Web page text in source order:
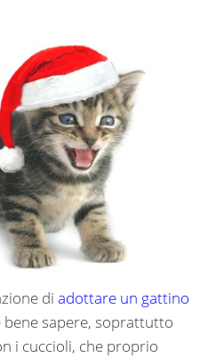
di adottare un gattino
bene sapere, soprattutto
i cuccioli, che proprio